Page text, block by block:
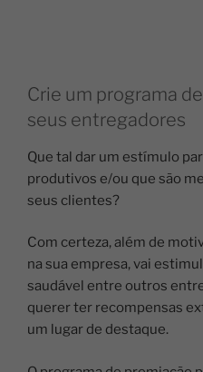
Crie um programa
seus entregadores
Que tal dar um estímulo
produtivos e/ou que são
seus clientes?
Com certeza, além de
na sua empresa, vai
saudável entre outros
querer ter recompensas
um lugar de destaque.